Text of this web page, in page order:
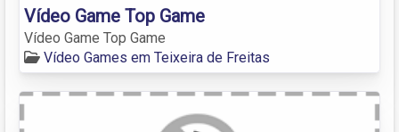
Vídeo Game Top Game
Vídeo Game Top Game
Vídeo Games em Teixeira de Freitas